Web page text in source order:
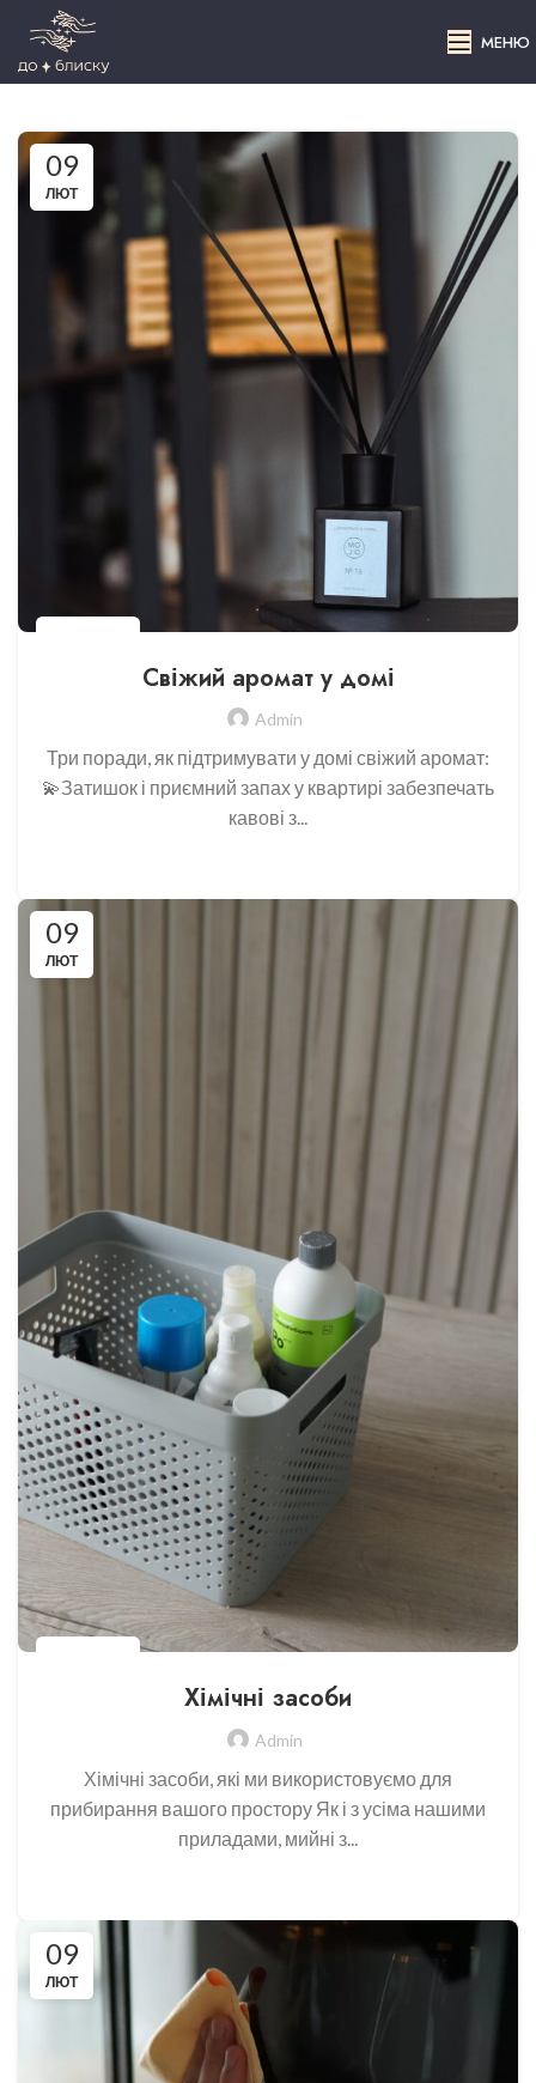
МЕНЮ
09
ЛЮТ
Свіжий аромат у домі
Admin
Три поради, як підтримувати у домі свіжий аромат:
💫Затишок і приємний запах у квартирі забезпечать
кавові з...
09
ЛЮТ
Хімічні засоби
Admin
Хімічні засоби, які ми використовуємо для
прибирання вашого простору Як і з усіма нашими
приладами, мийні з...
09
ЛЮТ